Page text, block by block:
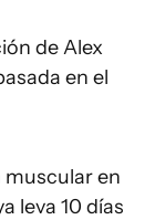
de Alex
en el
en
leva 10 días